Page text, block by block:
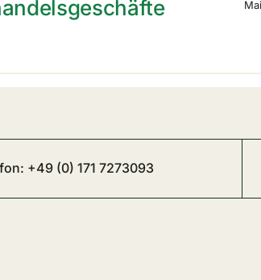
+49 (0) 171 7273093